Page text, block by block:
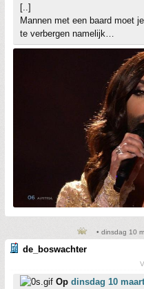
[..]
Mannen met een baard moet
te verbergen namelijk…
• dinsdag 10
de_boswachter
Op dinsdag 10